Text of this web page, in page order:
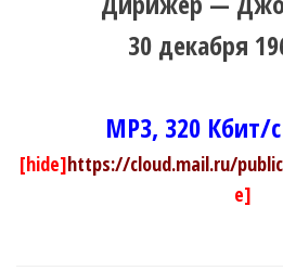
30 декабря
MP3, 320 Кбит/
[hide]https://cloud.mail.ru/
e]